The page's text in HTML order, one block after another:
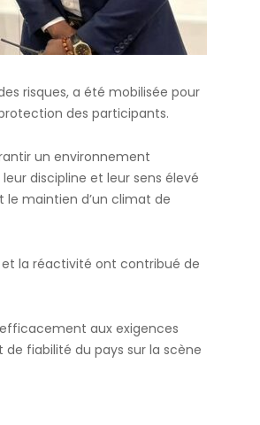
risques, a été mobilisée pour
des participants.
un environnement
discipline et leur sens élevé
maintien d’un climat de
et la réactivité ont contribué de
aux exigences
fiabilité du pays sur la scène